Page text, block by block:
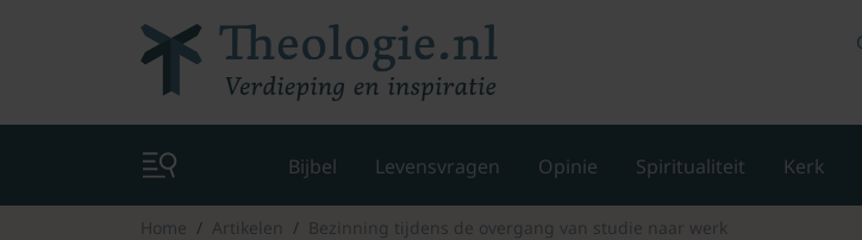
Bijbel Levensvragen Opinie Spiritualiteit Kerk
Home Artikelen Bezinning tijdens de overgang van studie naar werk